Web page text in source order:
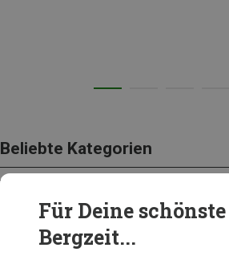
Beliebte Kategorien
BEKLEIDUNG
Für Deine schönste
Bergzeit...